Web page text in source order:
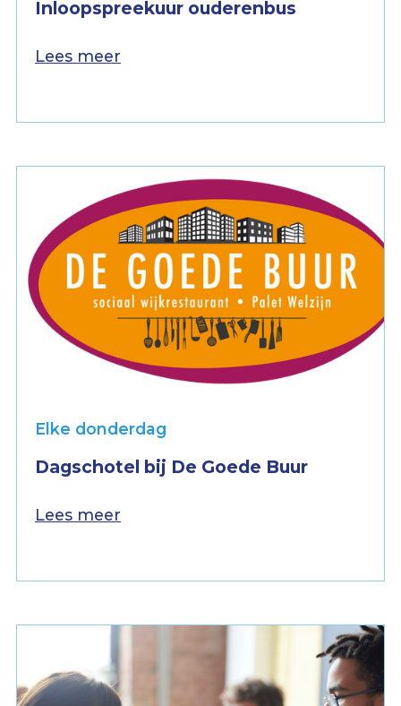
Inloopspreekuur ouderenbus
Lees meer
Elke donderdag
Dagschotel bij De Goede Buur
Lees meer